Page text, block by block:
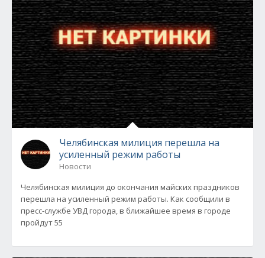
Челябинская милиция перешла на
усиленный режим работы
Новости
Челябинская милиция до окончания майских праздников
перешла на усиленный режим работы. Как сообщили в
пресс-службе УВД города, в ближайшее время в городе
пройдут 55